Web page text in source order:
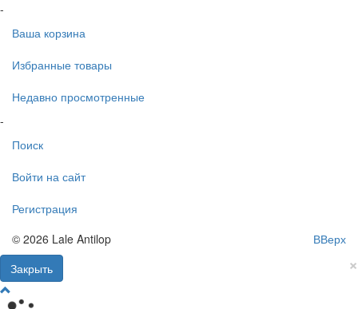
-
Ваша корзина
Избранные товары
Недавно просмотренные
-
Поиск
Войти на сайт
Регистрация
ВВерх
© 2026 Lale Antilop
×
Закрыть